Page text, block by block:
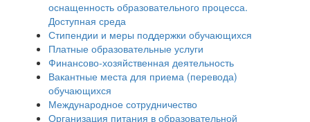
оснащенность образовательного процесса.
Доступная среда
Стипендии и меры поддержки обучающихся
Платные образовательные услуги
Финансово-хозяйственная деятельность
Вакантные места для приема (перевода)
обучающихся
Международное сотрудничество
Организация питания в образовательной